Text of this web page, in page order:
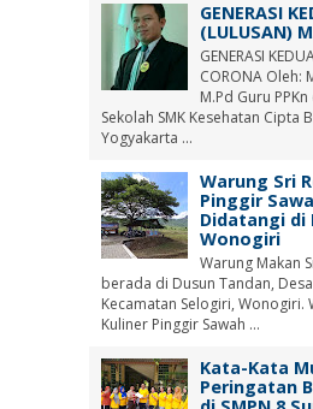
GENERASI
(LULUSAN)
GENERASI
CORONA Oleh:
M.Pd Guru
Sekolah SMK Kesehatan Cipta
Yogyakarta ...
Warung Sri
Pinggir
Didatangi di
Wonogiri
Warung Makan
berada di Dusun Tandan,
Kecamatan Selogiri, Wonogiri.
Kuliner Pinggir Sawah ...
Kata-Kata
Peringatan